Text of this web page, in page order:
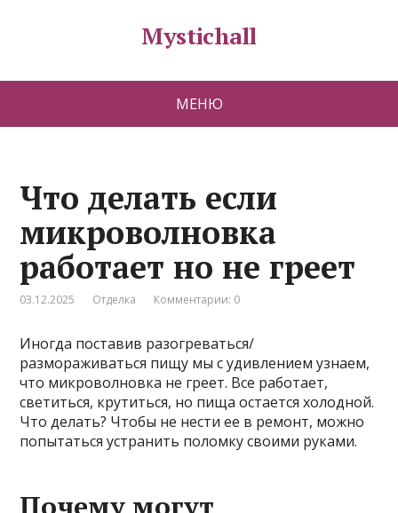
Mystichall
МЕНЮ
Что делать если
микроволновка
работает но не греет
03.12.2025 Отделка Комментарии: 0
Иногда поставив разогреваться/
размораживаться пищу мы с удивлением узнаем,
что микроволновка не греет. Все работает,
светиться, крутиться, но пища остается холодной.
Что делать? Чтобы не нести ее в ремонт, можно
попытаться устранить поломку своими руками.
Почему могут